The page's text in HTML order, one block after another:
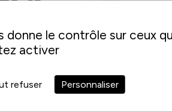
HT
le contrôle sur ceux
activer
refuser Personnaliser